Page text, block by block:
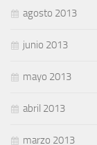
agosto 2013
junio 2013
mayo 2013
abril 2013
marzo 2013